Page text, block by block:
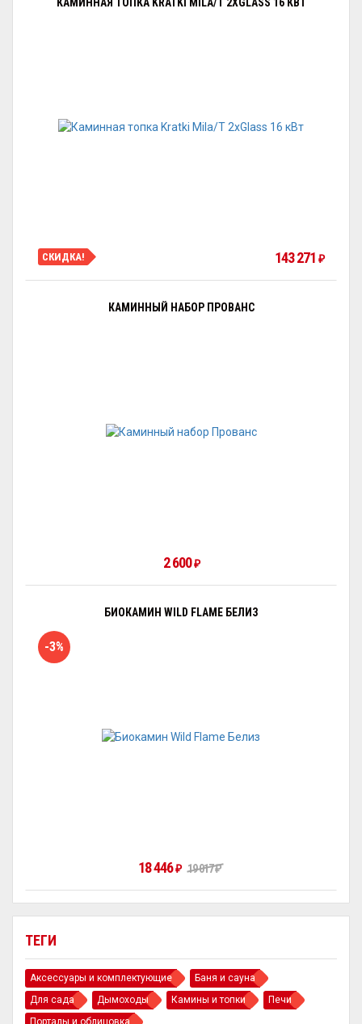
ТЕГИ
Аксессуары и комплектующие
Баня и сауна
Для сада
Дымоходы Камины и топки
Печи
Порталы и облицовка
СКИДКА! 143 271 ₽
КАМИННЫЙ НАБОР ПРОВАНС
2 600₽
БИОКАМИН WILD FLAME БЕЛИЗ
-3%
18 446₽ 19 017₽